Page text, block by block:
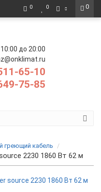
0
0 0
до 20:00
65-10
75-85
греющий кабель
2230 1860 Вт 62 м